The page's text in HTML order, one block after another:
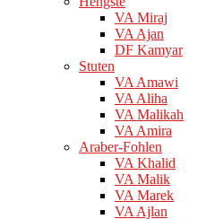
VA Miraj
VA Ajan
DF Kamyar
Stuten
VA Amawi
VA Aliha
VA Malikah
VA Amira
Araber-Fohlen
VA Khalid
VA Malik
VA Marek
VA Ajlan